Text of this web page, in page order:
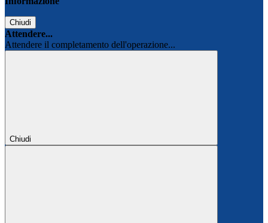
Chiudi
Attendere...
Attendere il completamento dell'operazione...
Chiudi